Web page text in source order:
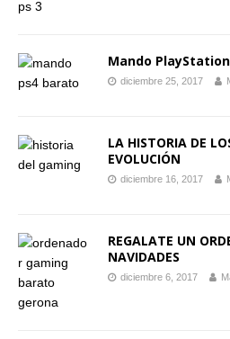
Mando PlayStation
diciembre 25, 2017
LA HISTORIA DE
EVOLUCIÓN
diciembre 16, 2017
REGALATE UN
NAVIDADES
diciembre 6, 2017